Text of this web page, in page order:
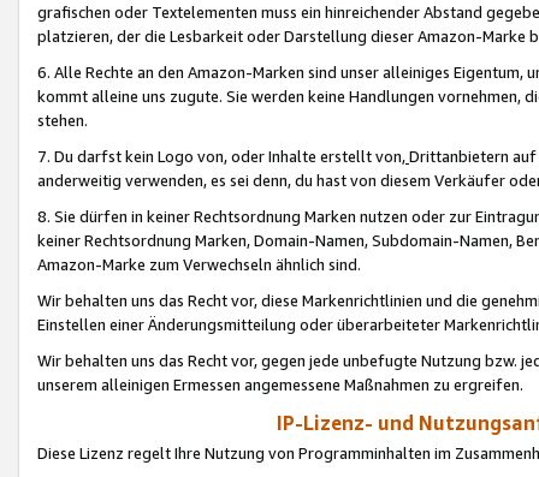
grafischen oder Textelementen muss ein hinreichender Abstand
platzieren, der die Lesbarkeit oder Darstellung dieser Amazon-Marke
6. Alle Rechte an den Amazon-Marken sind unser alleiniges
kommt alleine uns zugute. Sie werden keine Handlungen vornehmen,
stehen.
7. Du darfst kein Logo von, oder Inhalte erstellt von,Drittanbietern auf
anderweitig verwenden, es sei denn, du hast von diesem Verkäufer
8. Sie dürfen in keiner Rechtsordnung Marken nutzen oder zur
keiner Rechtsordnung Marken, Domain-Namen, Subdomain-Namen,
Amazon-Marke zum Verwechseln ähnlich sind.
Wir behalten uns das Recht vor, diese Markenrichtlinien und die
Einstellen einer Änderungsmitteilung oder überarbeiteter
Wir behalten uns das Recht vor, gegen jede unbefugte Nutzung bzw.
unserem alleinigen Ermessen angemessene Maßnahmen zu ergreifen.
IP-Lizenz- und
Diese Lizenz regelt Ihre Nutzung von Programminhalten im